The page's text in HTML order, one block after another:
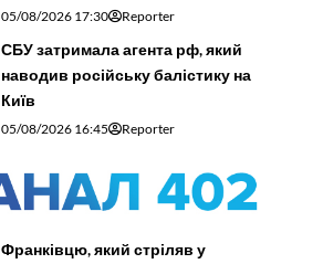
05/08/2026 17:30 Reporter
СБУ затримала агента рф, який
наводив російську балістику на
Київ
05/08/2026 16:45 Reporter
Франківцю, який стріляв у